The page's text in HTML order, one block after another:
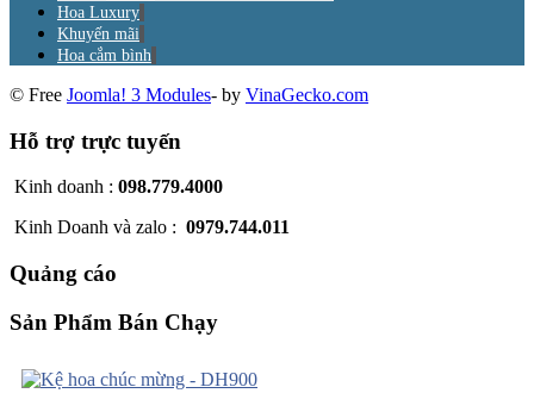
Hoa Luxury
Khuyến mãi
Hoa cắm bình
© Free Joomla! 3 Modules- by VinaGecko.com
Hỗ trợ trực tuyến
Kinh doanh : 098.779.4000
Kinh Doanh và zalo : 0979.744.011
Quảng cáo
Sản Phẩm Bán Chạy